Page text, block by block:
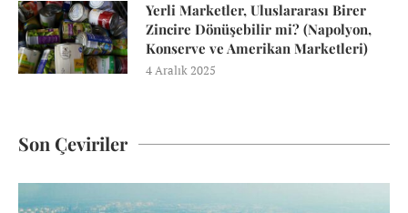
Yerli Marketler, Uluslararası Birer
Zincire Dönüşebilir mi? (Napolyon,
Konserve ve Amerikan Marketleri)
4 Aralık 2025
Son Çeviriler